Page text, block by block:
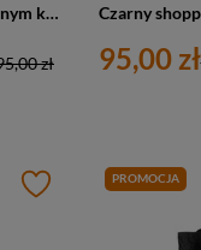
Duży shopper damski z poliestru w czarnym kolorze pokryty falistym wzorem - Rovicky
zł 95,00 zł
PROMOCJA